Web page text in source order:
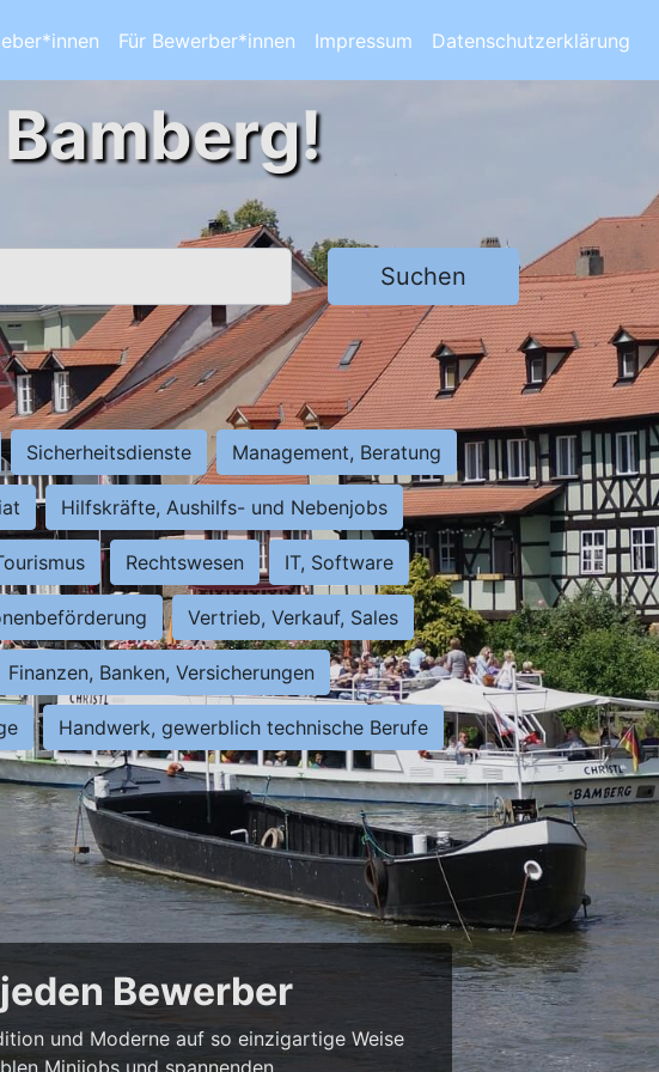
Für Bewerber*innen Impressum Datenschutzerklärung
Suchen
Sicherheitsdienste Management, Beratung
Hilfskräfte, Aushilfs- und Nebenjobs
Rechtswesen IT, Software
Vertrieb, Verkauf, Sales
Finanzen, Banken, Versicherungen
Handwerk, gewerblich technische Berufe
Bewerber
und Moderne auf so einzigartige Weise